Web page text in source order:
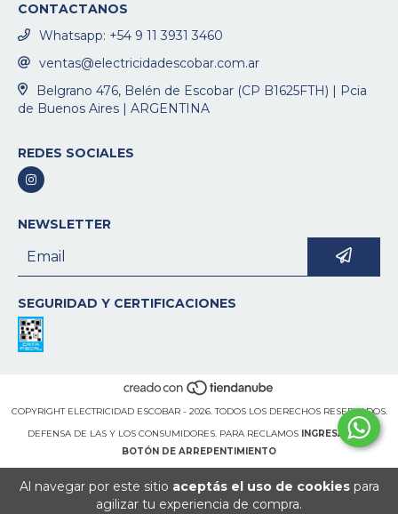
Al navegar por este sitio aceptás el uso de cookiespara
agilizar tu experiencia de compra.
CONTACTANOS
Whatsapp: +54 9 11 3931 3460
ventas@electricidadescobar.com.ar
Belgrano 476, Belén de Escobar (CP B1625FTH) | Pcia
de Buenos Aires | ARGENTINA
REDES SOCIALES
NEWSLETTER
SEGURIDAD Y CERTIFICACIONES
COPYRIGHT ELECTRICIDAD ESCOBAR - 2026. TODOS LOS DERECHOS RESERVADOS.
DEFENSA DE LAS Y LOS CONSUMIDORES. PARA RECLAMOS INGRESÁ ACÁ.
BOTÓN DE ARREPENTIMIENTO